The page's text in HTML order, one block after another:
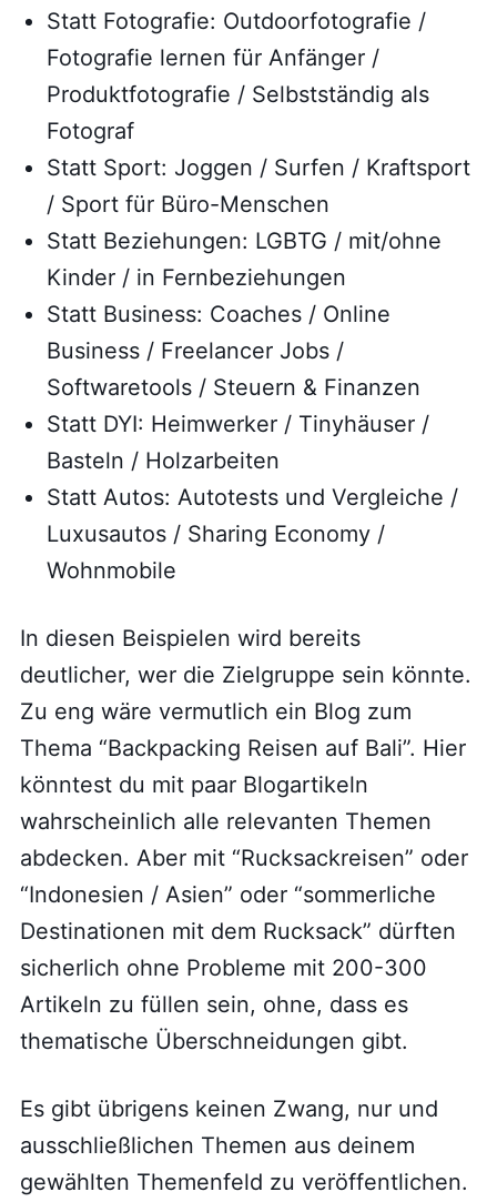
Statt Fotografie: Outdoorfotografie /
Fotografie lernen für Anfänger /
Produktfotografie / Selbstständig als
Fotograf
Statt Sport: Joggen / Surfen / Kraftsport
/ Sport für Büro-Menschen
Statt Beziehungen: LGBTG / mit/ohne
Kinder / in Fernbeziehungen
Statt Business: Coaches / Online
Business / Freelancer Jobs /
Softwaretools / Steuern & Finanzen
Statt DYI: Heimwerker / Tinyhäuser /
Basteln / Holzarbeiten
Statt Autos: Autotests und Vergleiche /
Luxusautos / Sharing Economy /
Wohnmobile
In diesen Beispielen wird bereits
deutlicher, wer die Zielgruppe sein könnte.
Zu eng wäre vermutlich ein Blog zum
Thema “Backpacking Reisen auf Bali”. Hier
könntest du mit paar Blogartikeln
wahrscheinlich alle relevanten Themen
abdecken. Aber mit “Rucksackreisen” oder
“Indonesien / Asien” oder “sommerliche
Destinationen mit dem Rucksack” dürften
sicherlich ohne Probleme mit 200-300
Artikeln zu füllen sein, ohne, dass es
thematische Überschneidungen gibt.
Es gibt übrigens keinen Zwang, nur und
ausschließlichen Themen aus deinem
gewählten Themenfeld zu veröffentlichen.